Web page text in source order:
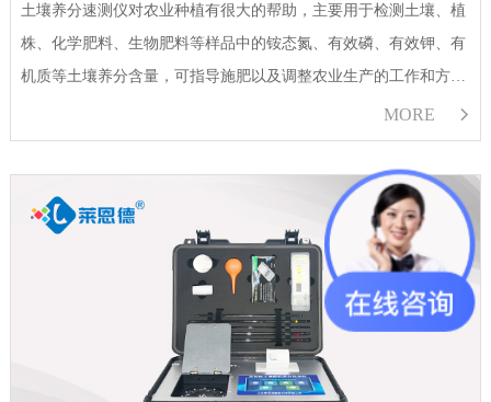
土壤养分速测仪对农业种植有很大的帮助，主要用于检测土壤、植
株、化学肥料、生物肥料等样品中的铵态氮、有效磷、有效钾、有
机质等土壤养分含量，可指导施肥以及调整农业生产的工作和方
MORE 